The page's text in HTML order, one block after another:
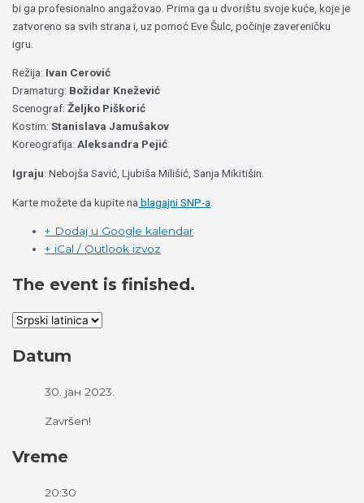
bi ga profesionalno angažovao. Prima ga u dvorištu svoje kuće, koje je
zatvoreno sa svih strana i, uz pomoć Eve Šulc, počinje zavereničku
igru.
Režija: Ivan Cerović
Dramaturg: Božidar Knežević
Scenograf: Željko Piškorić
Kostim:Stanislava Jamušakov
Koreografija:Aleksandra Pejić
Igraju: Nebojša Savić, Ljubiša Milišić, Sanja Mikitišin.
Karte možete da kupite na blagajni SNP-a
+ Dodaj u Google kalendar
+ iCal / Outlook izvoz
The event is finished.
Datum
30. јан 2023.
Završen!
Vreme
20:30